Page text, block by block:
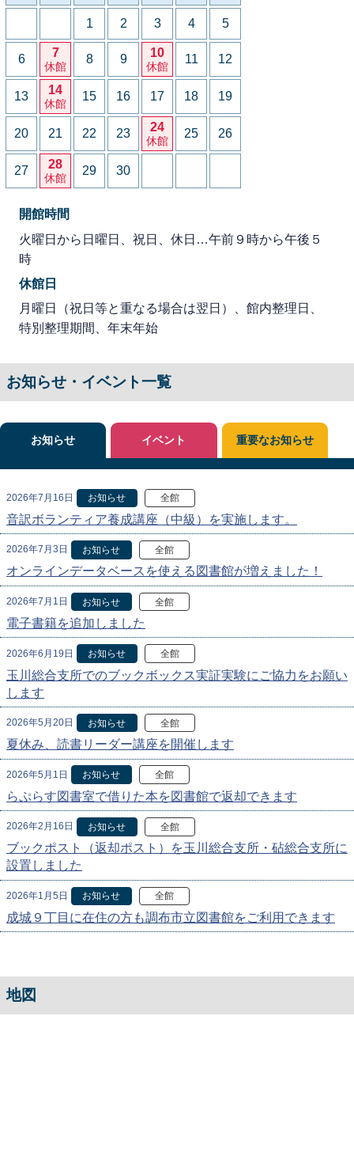
1 2 3 4 5
6 7
休館
8 9 10
休館
11 12
13 14
休館
15 16 17 18 19
20 21 22 23 24
休館
25 26
27 28
休館
29 30
開館時間
火曜日から日曜日、祝日、休日…午前９時から午後５
時
休館日
月曜日（祝日等と重なる場合は翌日）、館内整理日、
特別整理期間、年末年始
お知らせ・イベント一覧
お知らせ
2026年7月16日 お知らせ 全館
音訳ボランティア養成講座（中級）を実施します。
2026年7月3日 お知らせ 全館
オンラインデータベースを使える図書館が増えました！
2026年7月1日 お知らせ 全館
電子書籍を追加しました
2026年6月19日 お知らせ 全館
玉川総合支所でのブックボックス実証実験にご協力をお願い
します
2026年5月20日 お知らせ 全館
夏休み、読書リーダー講座を開催します
2026年5月1日 お知らせ 全館
らぷらす図書室で借りた本を図書館で返却できます
2026年2月16日 お知らせ 全館
ブックポスト（返却ポスト）を玉川総合支所・砧総合支所に
設置しました
2026年1月5日 お知らせ 全館
成城９丁目に在住の方も調布市立図書館をご利用できます
イベント 重要なお知らせ
地図